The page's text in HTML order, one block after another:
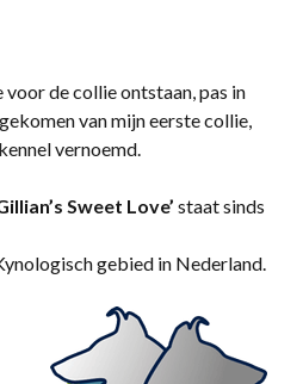
de collie ontstaan, pas in
van mijn eerste collie,
vernoemd.
Sweet Love’ staat sinds
gebied in Nederland.